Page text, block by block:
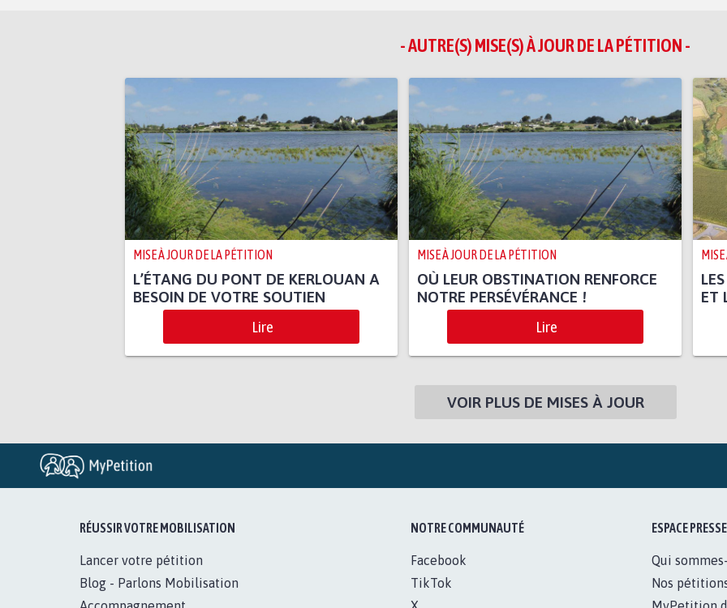
- AUTRE(S) MISE(S) À JOUR DE LA PÉTITION -
MISE À JOUR DE LA PÉTITION
L’ÉTANG DU PONT DE KERLOUAN A
BESOIN DE VOTRE SOUTIEN
Lire
MISE À JOUR DE LA PÉTITION
OÙ LEUR OBSTINATION RENFORCE
NOTRE PERSÉVÉRANCE !
Lire
ET
VOIR PLUS DE MISES À JOUR
RÉUSSIR VOTRE MOBILISATION
Lancer votre pétition
Blog - Parlons Mobilisation
NOTRE COMMUNAUTÉ
Facebook
TikTok
ESPACE PRESSE
Qui
Nos